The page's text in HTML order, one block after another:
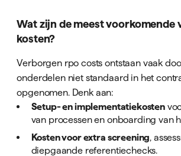
Wat zijn de meest voorkomende
kosten?
Verborgen rpo costs ontstaan vaak
onderdelen niet standaard in het
opgenomen. Denk aan:
Setup- en implementatiekosten
van processen en onboarding van
Kosten voor extra screening,
diepgaande referentiechecks.